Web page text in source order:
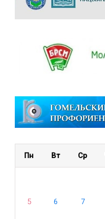
Пн Вт Ср
5 6 7